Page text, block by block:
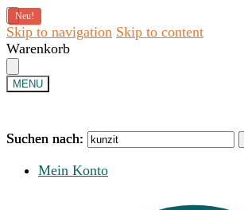
Skip to navigation Skip to content
Warenkorb
MENU
Suchen nach:
Mein Konto
Suchen nach:
Neu!